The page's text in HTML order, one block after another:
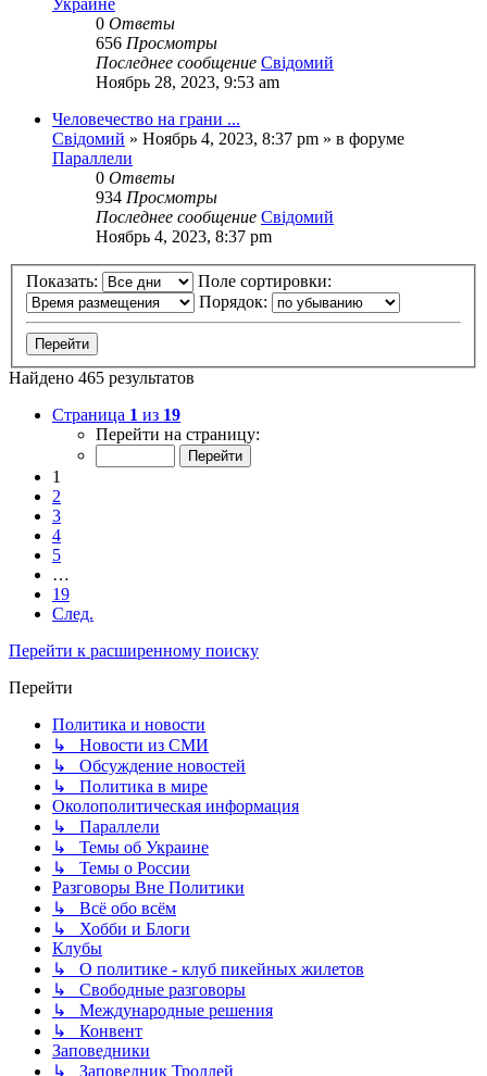
0 Ответы
656 Просмотры
Последнее сообщение Свідомий
Ноябрь 28, 2023, 9:53 am
Человечество на грани ...
Свідомий » Ноябрь 4, 2023, 8:37 pm » в форуме
Параллели
0 Ответы
934 Просмотры
Последнее сообщение Свідомий
Ноябрь 4, 2023, 8:37 pm
Показать:
Поле сортировки:
Порядок:
Найдено 465 результатов
Страница 1 из 19
Перейти на страницу:
1
2
3
4
5
…
19
След.
Перейти к расширенному поиску
Перейти
Политика и новости
↳ Новости из СМИ
↳ Обсуждение новостей
↳ Политика в мире
Околополитическая информация
↳ Параллели
↳ Темы об Украине
↳ Темы о России
Разговоры Вне Политики
↳ Всё обо всём
↳ Хобби и Блоги
Клубы
↳ О политике - клуб пикейных жилетов
↳ Свободные разговоры
↳ Международные решения
↳ Конвент
Заповедники
↳ Заповедник Троллей